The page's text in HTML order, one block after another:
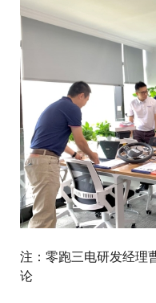
像
注：零跑三电研发经理
论